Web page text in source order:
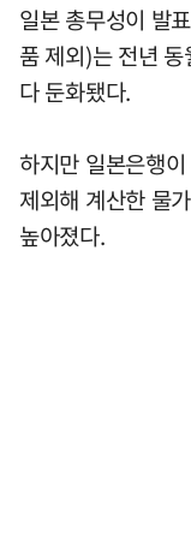
일본 총무성이 발
품 제외)는 전년
다 둔화됐다.
하지만 일본은행
제외해 계산한 물
높아졌다.